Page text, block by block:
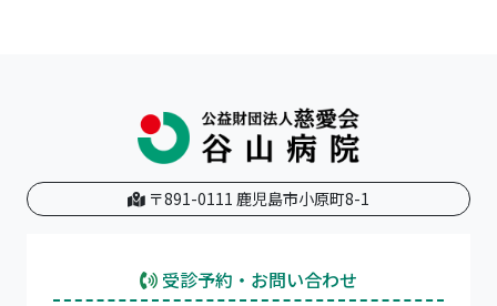
〒891-0111 鹿児島市小原町8-1
受診予約・お問い合わせ